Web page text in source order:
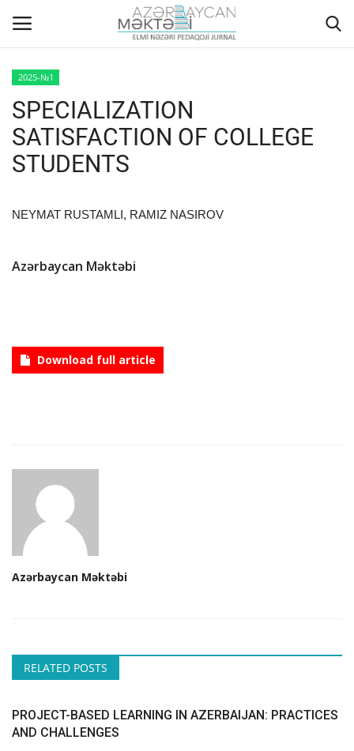
Home
ABOUT US
INSTRUCTIONS FOR AUTHORS
ARCHIVES
2025-№1
SPECIALIZATION
SATISFACTION OF COLLEGE
STUDENTS
NEYMAT RUSTAMLI, RAMIZ NASIROV
Azərbaycan Məktəbi
Download full article
Azərbaycan Məktəbi
RELATED POSTS
PROJECT-BASED LEARNING IN AZERBAIJAN: PRACTICES
AND CHALLENGES